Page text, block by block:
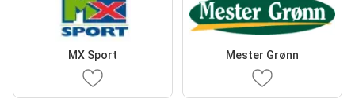
MX Sport Mester Grønn